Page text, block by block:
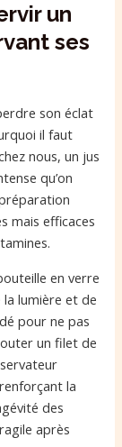
un
ses
son éclat
il faut
nous, un jus
qu’on
mais efficaces
en verre
lumière et de
pour ne pas
un filet de
la
des
après